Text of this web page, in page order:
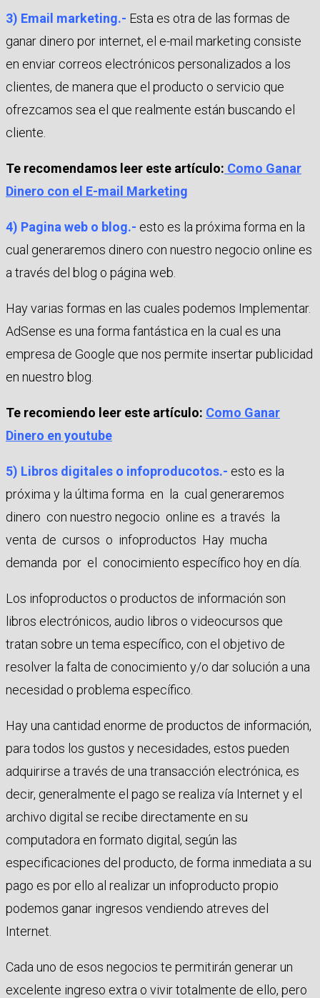
3) Email marketing.- Esta es otra de las formas de
ganar dinero por internet, el e-mail marketing consiste
en enviar correos electrónicos personalizados a los
clientes, de manera que el producto o servicio que
ofrezcamos sea el que realmente están buscando el
cliente.
Te recomendamos leer este artículo: Como Ganar
Dinero con el E-mail Marketing
4) Pagina web o blog.- esto es la próxima forma en la
cual generaremos dinero con nuestro negocio online es
a través del blog o página web.
Hay varias formas en las cuales podemos Implementar.
AdSense es una forma fantástica en la cual es una
empresa de Google que nos permite insertar publicidad
en nuestro blog.
Te recomiendo leer este artículo: Como Ganar
Dinero en youtube
5) Libros digitales o infoproducotos.- esto es la
próxima y la última forma en la cual generaremos
dinero con nuestro negocio online es a través la
venta de cursos o infoproductos Hay mucha
demanda por el conocimiento específico hoy en día.
Los infoproductos o productos de información son
libros electrónicos, audio libros o videocursos que
tratan sobre un tema específico, con el objetivo de
resolver la falta de conocimiento y/o dar solución a una
necesidad o problema específico.
Hay una cantidad enorme de productos de información,
para todos los gustos y necesidades, estos pueden
adquirirse a través de una transacción electrónica, es
decir, generalmente el pago se realiza vía Internet y el
archivo digital se recibe directamente en su
computadora en formato digital, según las
especificaciones del producto, de forma inmediata a su
pago es por ello al realizar un infoproducto propio
podemos ganar ingresos vendiendo atreves del
Internet.
Cada uno de esos negocios te permitirán generar un
excelente ingreso extra o vivir totalmente de ello, pero